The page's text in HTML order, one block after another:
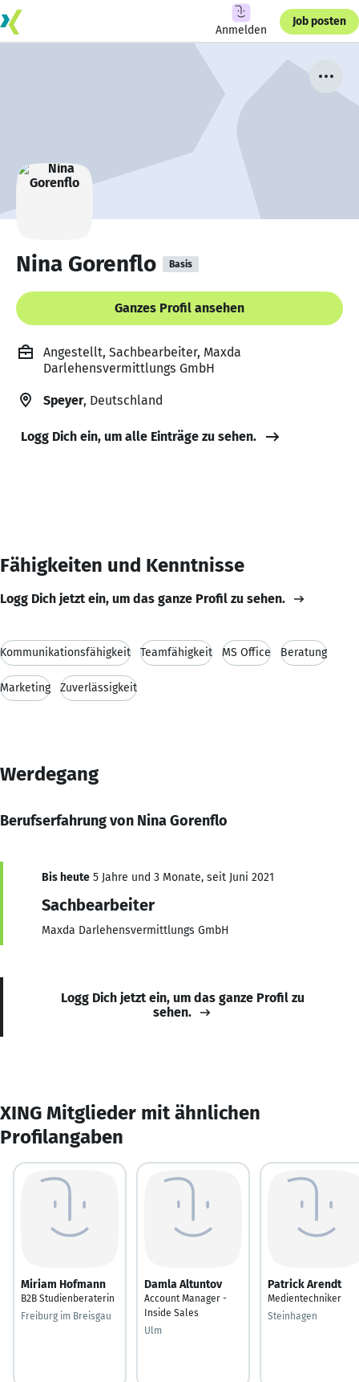
Anmelden
Job posten
Nina Gorenflo Basis
Ganzes Profil ansehen
Angestellt, Sachbearbeiter, Maxda
Darlehensvermittlungs GmbH
Speyer, Deutschland
Logg Dich ein, um alle Einträge zu sehen.
Fähigkeiten und Kenntnisse
Logg Dich jetzt ein, um das ganze Profil zu sehen.
Kommunikationsfähigkeit Teamfähigkeit MS Office Beratung
Marketing Zuverlässigkeit
Werdegang
Berufserfahrung von Nina Gorenflo
Bis heute 5 Jahre und 3 Monate, seit Juni 2021
Sachbearbeiter
Maxda Darlehensvermittlungs GmbH
Logg Dich jetzt ein, um das ganze Profil zu
sehen.
XING Mitglieder mit ähnlichen
Profilangaben
Miriam Hofmann
B2B Studienberaterin
Freiburg im Breisgau
Damla Altuntov
Account Manager -
Inside Sales
Ulm
Patrick Arendt
Medientechniker
Steinhagen